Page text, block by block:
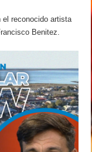
el reconocido artista
Benitez.